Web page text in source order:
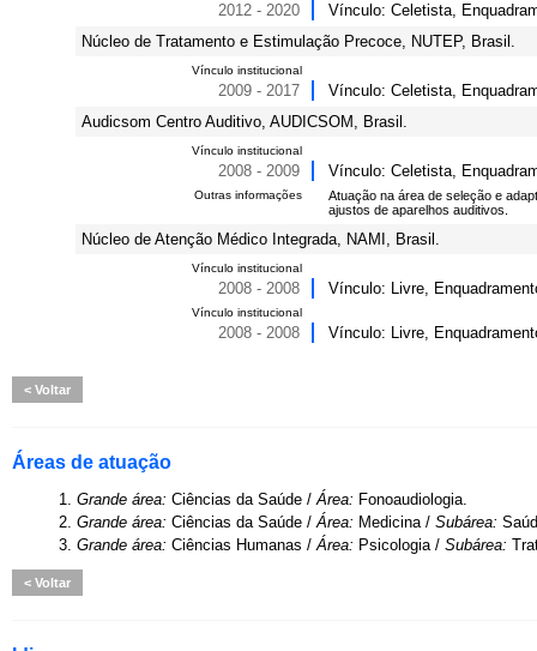
2012 - 2020
Vínculo: Celetista,
Núcleo de Tratamento e Estimulação Precoce, NUTEP, Brasil.
Vínculo institucional
2009 - 2017
Vínculo: Celetista,
Audicsom Centro Auditivo, AUDICSOM, Brasil.
Vínculo institucional
2008 - 2009 Vínculo: Celetista,
Outras informações
Atuação na área de seleção e
ajustos de aparelhos auditivos.
Núcleo de Atenção Médico Integrada, NAMI, Brasil.
Vínculo institucional
2008 - 2008 Vínculo: Livre,
Vínculo institucional
2008 - 2008 Vínculo: Livre,
Voltar
Áreas de atuação
1. Grande área: Ciências da Saúde /Área: Fonoaudiologia.
2. Grande área: Ciências da Saúde /Área: Medicina / Subárea:
3. Grande área: Ciências Humanas /Área: Psicologia / Subárea:
Voltar